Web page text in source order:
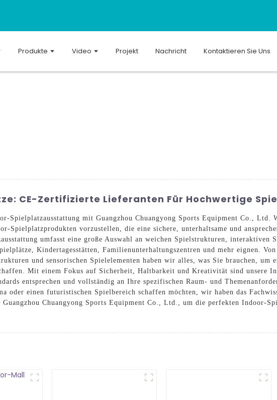
Produkte Video Projekt Nachricht Kontaktieren Sie Uns
CE-Zertifizierte Lieferanten Für Hochwertige
Spielplatzausstattung mit Guangzhou Chuangyong Sports Equipment Co., Ltd.
Spielplatzprodukten vorzustellen, die eine sichere, unterhaltsame und
umfasst eine große Auswahl an weichen Spielstrukturen, interaktiven
Kindertagesstätten, Familienunterhaltungszentren und mehr eignen.
und sensorischen Spielelementen haben wir alles, was Sie brauchen, um
Mit einem Fokus auf Sicherheit, Haltbarkeit und Kreativität sind unsere
entsprechen und vollständig an Ihre spezifischen Raum- und
oder einen futuristischen Spielbereich schaffen möchten, wir haben das
Chuangyong Sports Equipment Co., Ltd., um die perfekten Indoor-